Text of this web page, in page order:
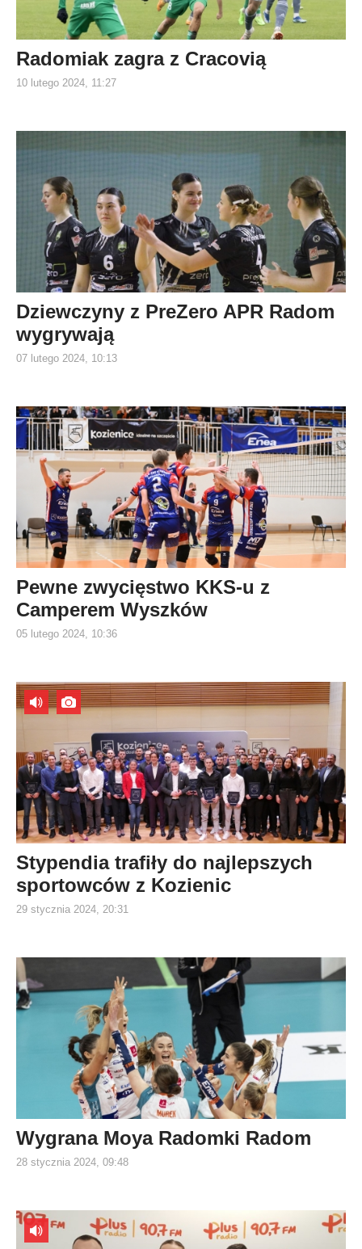
Radomiak zagra z Cracovią
10 lutego 2024, 11:27
Dziewczyny z PreZero APR Radom
wygrywają
07 lutego 2024, 10:13
Pewne zwycięstwo KKS-u z
Camperem Wyszków
05 lutego 2024, 10:36
Stypendia trafiły do najlepszych
sportowców z Kozienic
29 stycznia 2024, 20:31
Wygrana Moya Radomki Radom
28 stycznia 2024, 09:48